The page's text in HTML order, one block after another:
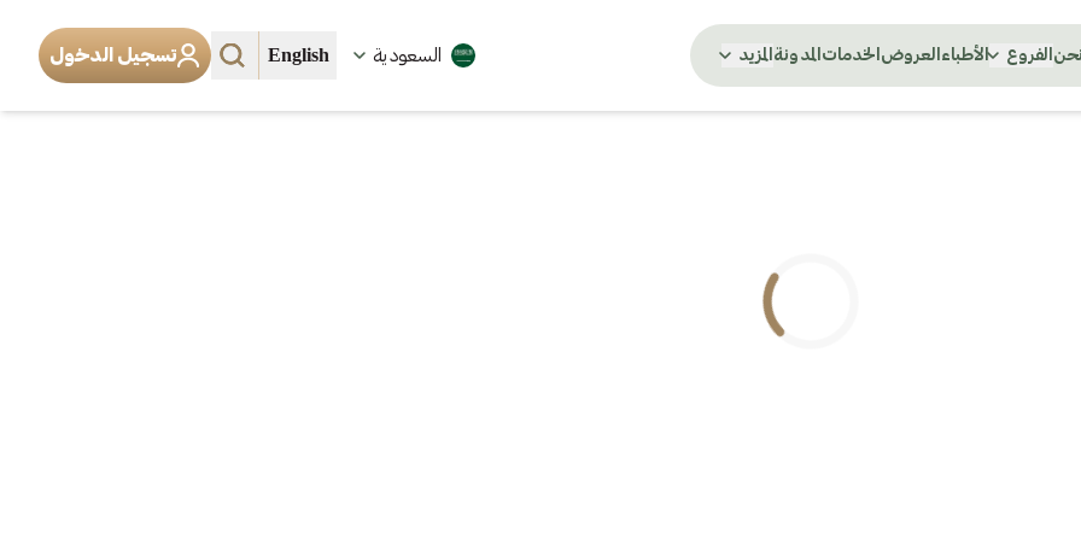
الفروع الأطباء العروض الخدمات المدونة المزيد السعودية English تسجيل الدخول